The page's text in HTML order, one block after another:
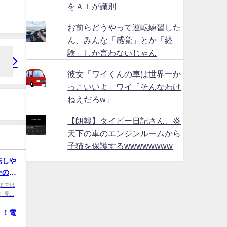
しや
の？
では
見...
！電
をＡＩが識別
お前らどうやって運転練習した
ん、みんな「感覚」とか「経
験」しか言わないじゃん
彼女「ワイくんの車は世界一か
っこいいよ」ワイ「そんなわけ
ねえだろw」
【朗報】タイピー日記さん、炎
天下の車のエンジンルームから
子猫を保護するwwwwwwww